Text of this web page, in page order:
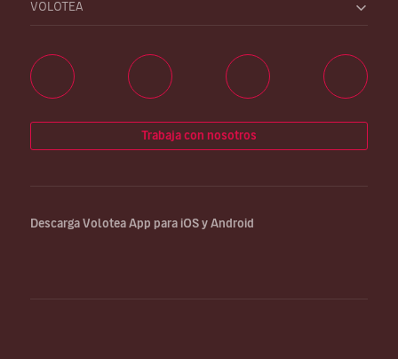
VOLOTEA
Trabaja con nosotros
Descarga Volotea App para iOS y Android